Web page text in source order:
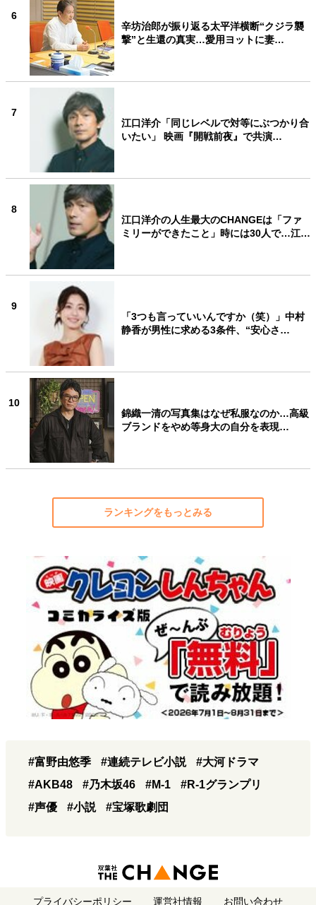
6
辛坊治郎が振り返る太平洋横断“クジラ襲
撃”と生還の真実…愛用ヨットに妻…
7
江口洋介「同じレベルで対等にぶつかり合
いたい」 映画『開戦前夜』で共演…
8
江口洋介の人生最大のCHANGEは「ファ
ミリーができたこと」時には30人で…江…
9
「3つも言っていいんですか（笑）」中村
静香が男性に求める3条件、“安心さ…
10
錦織一清の写真集はなぜ私服なのか…高級
ブランドをやめ等身大の自分を表現…
ランキングをもっとみる
#富野由悠季 #連続テレビ小説
#大河ドラマ
#AKB48
#乃木坂46 #M-1
#R-1グランプリ
#声優
#小説 #宝塚歌劇団
プライバシーポリシー 運営社情報 お問い合わせ